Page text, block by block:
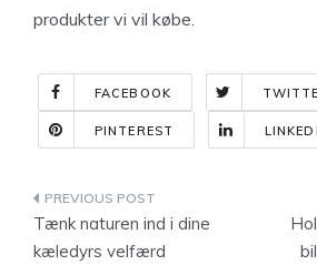
produkter vi vil købe.
FACEBOOK
PINTEREST
Indlægsnavigation
Tænk naturen ind i dine
kæledyrs velfærd